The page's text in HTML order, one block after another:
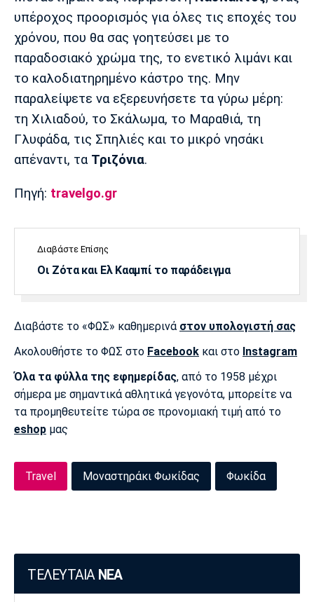
υπέροχος προορισμός για όλες τις εποχές του
χρόνου, που θα σας γοητεύσει με το
παραδοσιακό χρώμα της, το ενετικό λιμάνι και
το καλοδιατηρημένο κάστρο της. Μην
παραλείψετε να εξερευνήσετε τα γύρω μέρη:
τη Χιλιαδού, το Σκάλωμα, το Μαραθιά, τη
Γλυφάδα, τις Σπηλιές και το μικρό νησάκι
απέναντι, τα Τριζόνια.
Πηγή: travelgo.gr
Διαβάστε Επίσης
Οι Ζότα και Ελ Κααμπί το παράδειγμα
Διαβάστε το «ΦΩΣ» καθημερινά στον υπολογιστή σας
Ακολουθήστε το ΦΩΣ στο Facebook και στο Instagram
Όλα τα φύλλα της εφημερίδας, από το 1958 μέχρι
σήμερα με σημαντικά αθλητικά γεγονότα, μπορείτε να
τα προμηθευτείτε τώρα σε προνομιακή τιμή από το
eshop μας
Travel Μοναστηράκι Φωκίδας Φωκίδα
ΤΕΛΕΥΤΑΙΑ ΝΕΑ